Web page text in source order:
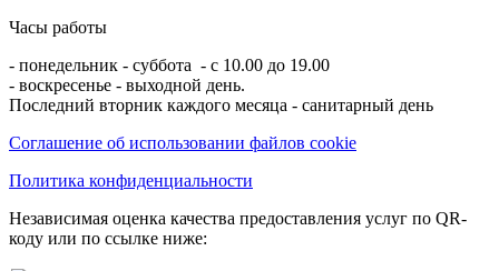
Часы работы
- понедельник - суббота - с 10.00 до 19.00
- воскресенье - выходной день.
Последний вторник каждого месяца - санитарный день
Соглашение об использовании файлов cookie
Политика конфиденциальности
Независимая оценка качества предоставления услуг по QR-
коду или по ссылке ниже: